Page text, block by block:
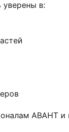
в:
АВАНТ и